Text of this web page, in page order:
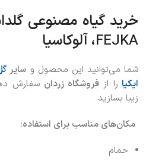
خرید گیاه مصنوعی
FEJKA، آلوکاسیا
شما می‌توانید این محصول و سایر
ایکیا را از فروشگاه زردان سفارش
زیبا بسازید.
مکان‌های مناسب برای استفاده:
حمام